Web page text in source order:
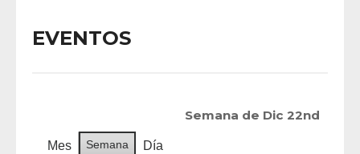
EVENTOS
Semana de Dic 22nd
Mes Semana Día